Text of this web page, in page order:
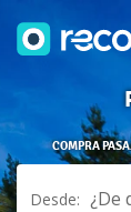
COMPRA
Desde: ¿De